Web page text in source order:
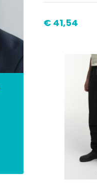
€ 41,54